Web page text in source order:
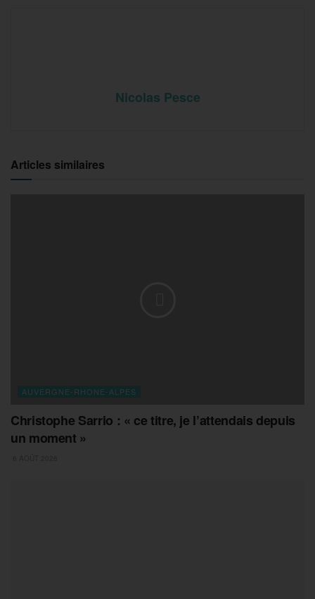
Nicolas Pesce
Articles similaires
AUVERGNE-RHONE-ALPES
Christophe Sarrio : « ce titre, je l’attendais depuis
un moment »